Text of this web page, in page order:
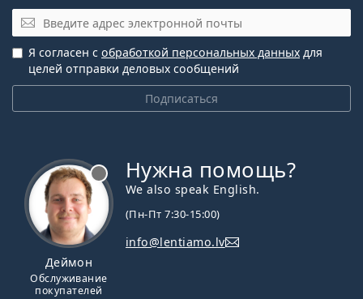
Эл. почта
Подписаться
Я согласен с обработкой персональных данных для
целей отправки деловых сообщений
Деймон
Обслуживание
покупателей
Нужна помощь?
We also speak English.
(Пн-Пт 7:30-15:00)
info@lentiamo.lv